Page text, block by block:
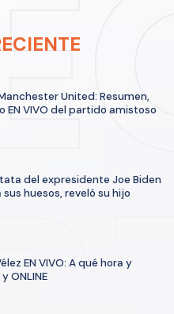
United: Resumen,
EN VIVO del partido amistoso
del expresidente Joe Biden
huesos, reveló su hijo
EN VIVO: A qué hora y
ONLINE